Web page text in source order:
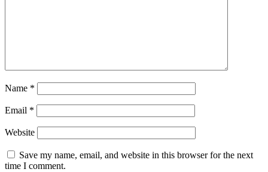
Name *
Email *
Website
Save my name, email, and website in this browser for the next
time I comment.